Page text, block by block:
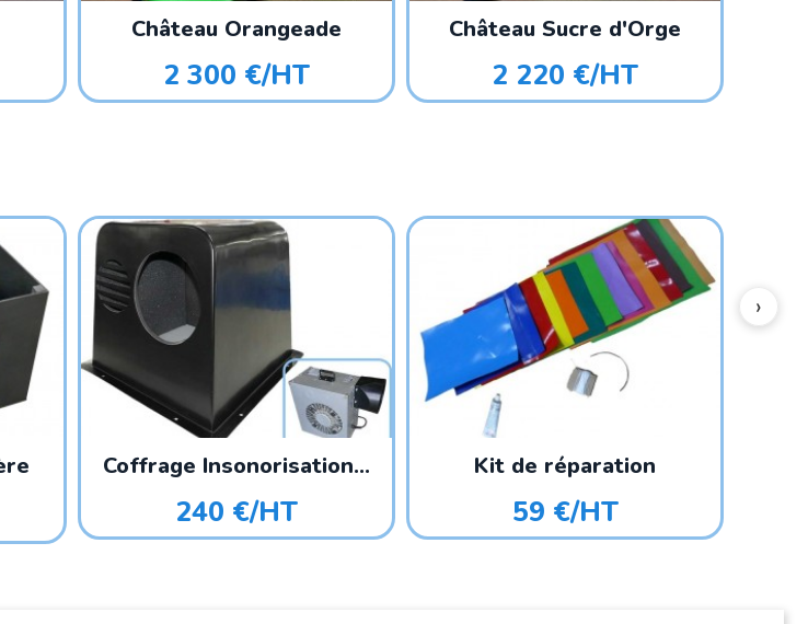
Château Orangeade
2 300 €/HT
Château Sucre d'Orge
2 220 €/HT
Coffrage Insonorisation...
240 €/HT
Kit de réparation
59 €/HT